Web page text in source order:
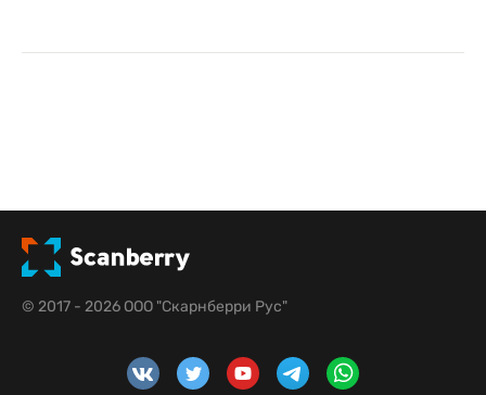
© 2017 - 2026 ООО "Скарнберри Рус"